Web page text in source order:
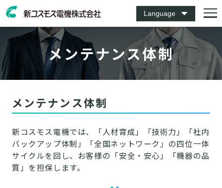
Language
メンテナンス体制
メンテナンス体制
新コスモス電機では、「人材育成」「技術力」「社内
バックアップ体制」「全国ネットワーク」の四位一体
サイクルを回し、お客様の「安全・安心」「機器の品
質」を担保します。